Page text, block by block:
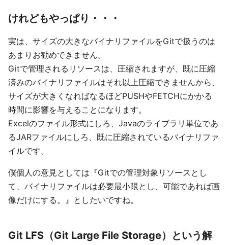
けれどもやっぱり・・・
実は、サイズの大きなバイナリファイルをGitで扱うのは
あまりお勧めできません。
Gitで管理されるリソースは、圧縮されますが、既に圧縮
済みのバイナリファイルはそれ以上圧縮できませんから、
サイズが大きくなればなるほどPUSHやFETCHにかかる
時間に影響を与えることになります。
Excelのファイル形式にしろ、Javaのライブラリ単位であ
るJARファイルにしろ、既に圧縮されているバイナリファ
イルです。
僕個人の意見としては『Gitでの管理対象リソースとし
て、バイナリファイルは必要最小限とし、可能であれば画
像だけにする。』としたいですね。
Git LFS（Git Large File Storage）という解